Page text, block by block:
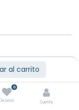
al carrito
0
Deseos Cuenta
ahora